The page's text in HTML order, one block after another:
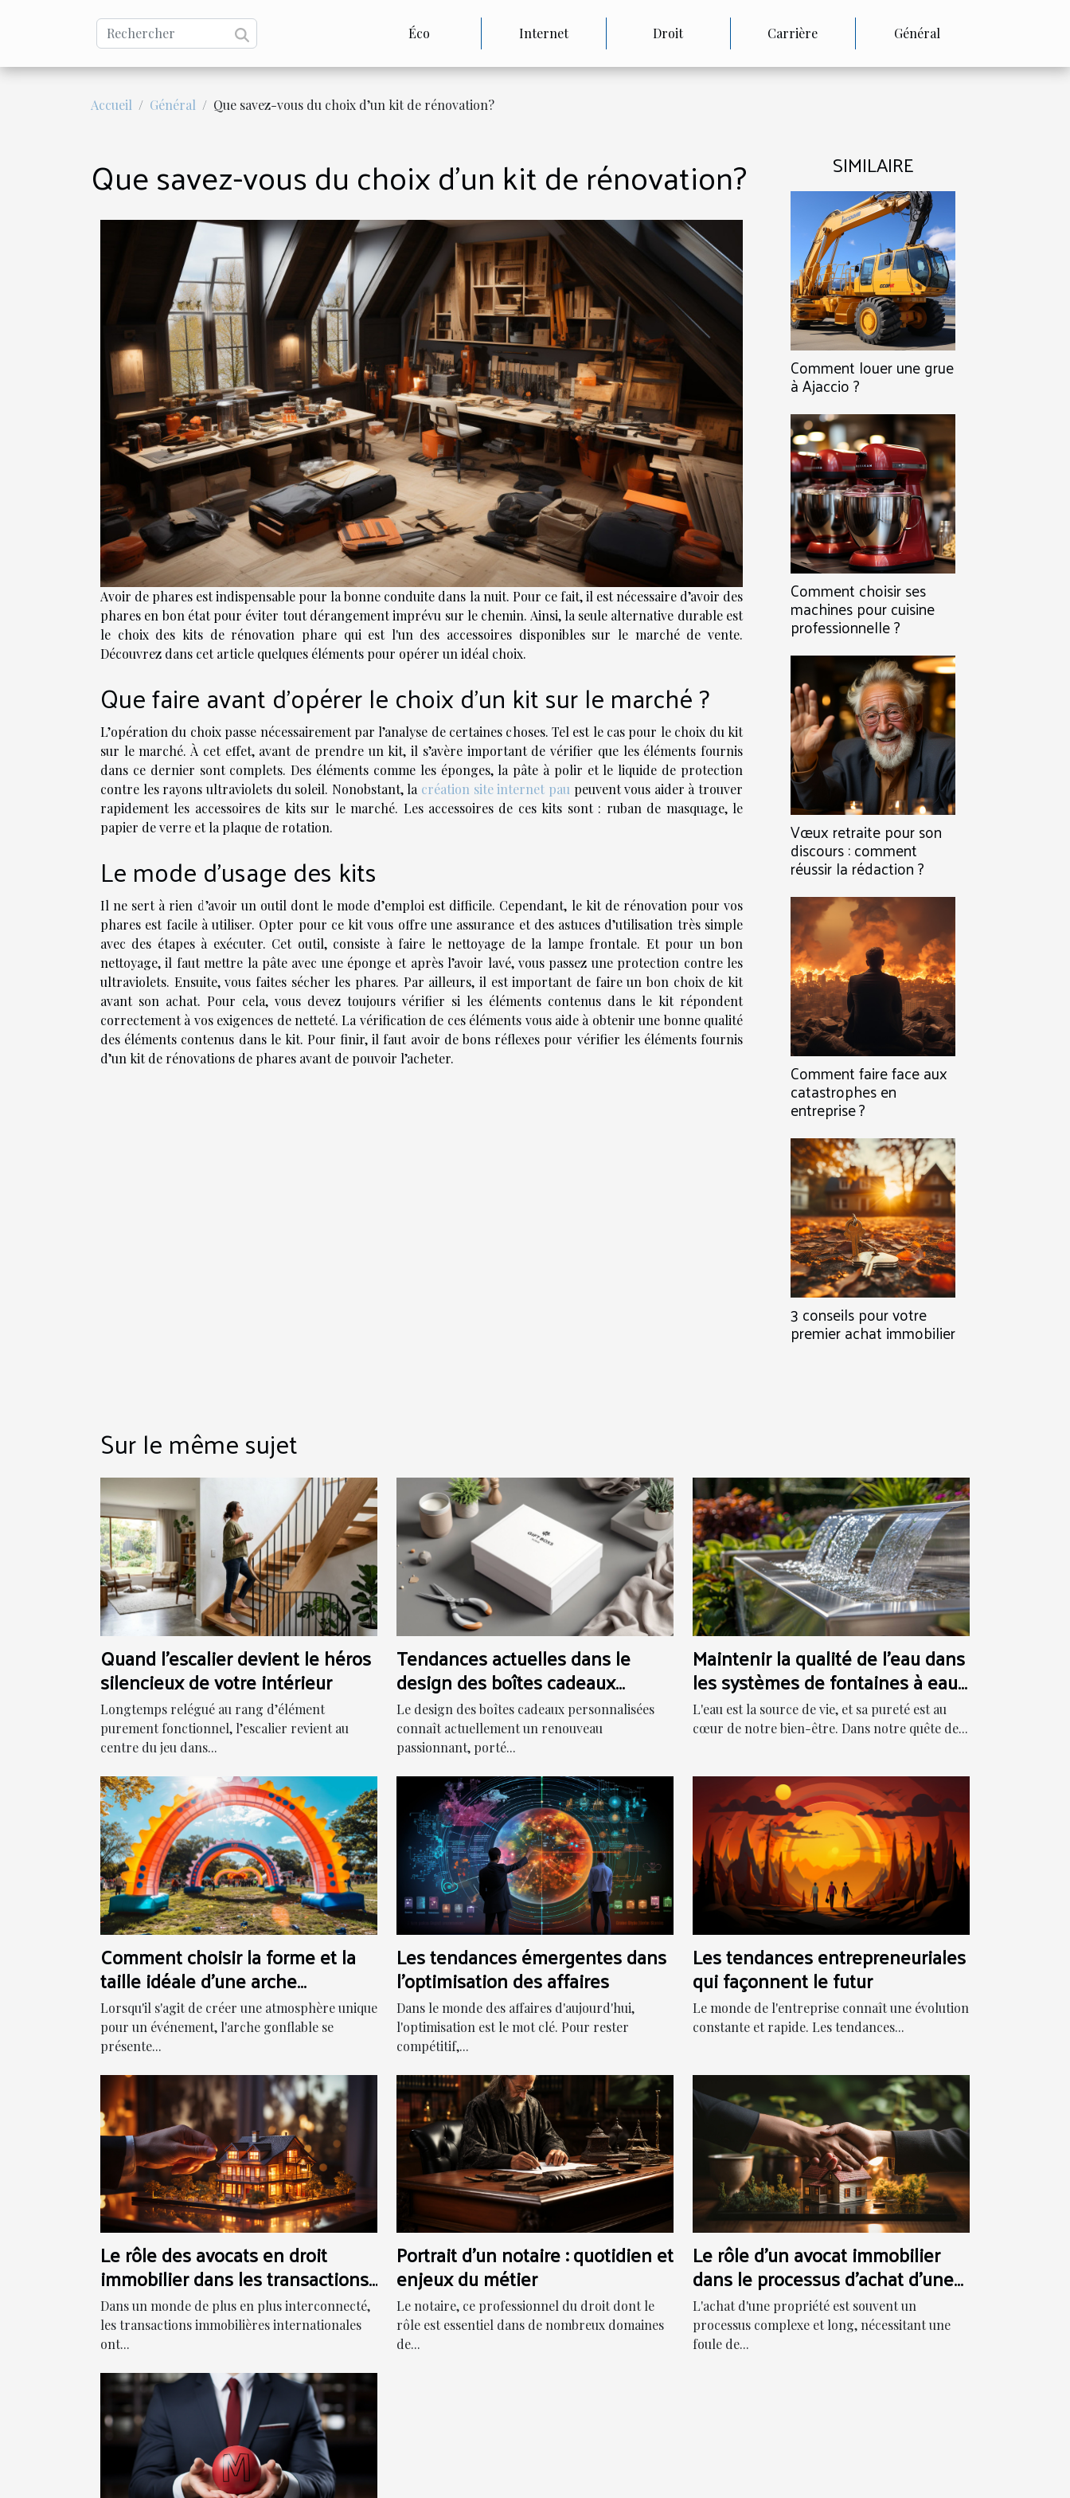
Éco Internet Droit Carrière Général
Accueil Général Que savez-vous du choix d’un kit de rénovation?
Que savez-vous du choix d’un kit de rénovation?
Avoir de phares est indispensable pour la bonne conduite dans la nuit. Pour ce fait, il est nécessaire d’avoir des
phares en bon état pour éviter tout dérangement imprévu sur le chemin. Ainsi, la seule alternative durable est
le choix des kits de rénovation phare qui est l'un des accessoires disponibles sur le marché de vente.
Découvrez dans cet article quelques éléments pour opérer un idéal choix.
Que faire avant d’opérer le choix d’un kit sur le marché ?
L’opération du choix passe nécessairement par l’analyse de certaines choses. Tel est le cas pour le choix du kit
sur le marché. À cet effet, avant de prendre un kit, il s’avère important de vérifier que les éléments fournis
dans ce dernier sont complets. Des éléments comme les éponges, la pâte à polir et le liquide de protection
contre les rayons ultraviolets du soleil. Nonobstant, la création site internet pau peuvent vous aider à trouver
rapidement les accessoires de kits sur le marché. Les accessoires de ces kits sont : ruban de masquage, le
papier de verre et la plaque de rotation.
Le mode d’usage des kits
Il ne sert à rien d’avoir un outil dont le mode d’emploi est difficile. Cependant, le kit de rénovation pour vos
phares est facile à utiliser. Opter pour ce kit vous offre une assurance et des astuces d’utilisation très simple
avec des étapes à exécuter. Cet outil, consiste à faire le nettoyage de la lampe frontale. Et pour un bon
nettoyage, il faut mettre la pâte avec une éponge et après l’avoir lavé, vous passez une protection contre les
ultraviolets. Ensuite, vous faites sécher les phares. Par ailleurs, il est important de faire un bon choix de kit
avant son achat. Pour cela, vous devez toujours vérifier si les éléments contenus dans le kit répondent
correctement à vos exigences de netteté. La vérification de ces éléments vous aide à obtenir une bonne qualité
des éléments contenus dans le kit. Pour finir, il faut avoir de bons réflexes pour vérifier les éléments fournis
d’un kit de rénovations de phares avant de pouvoir l’acheter.
SIMILAIRE
Comment louer une grue
à Ajaccio ?
Comment choisir ses
machines pour cuisine
professionnelle ?
Vœux retraite pour son
discours : comment
réussir la rédaction ?
Comment faire face aux
catastrophes en
entreprise ?
3 conseils pour votre
premier achat immobilier
Sur le même sujet
Quand l'escalier devient le héros
silencieux de votre intérieur
Longtemps relégué au rang d’élément
purement fonctionnel, l’escalier revient au
centre du jeu dans...
Tendances actuelles dans le
design des boîtes cadeaux
personnalisées
Le design des boîtes cadeaux personnalisées
connaît actuellement un renouveau
passionnant, porté...
Maintenir la qualité de l'eau dans
les systèmes de fontaines à eau
modernes
L'eau est la source de vie, et sa pureté est au
cœur de notre bien-être. Dans notre quête de...
Comment choisir la forme et la
taille idéale d'une arche
gonflable pour votre événement
Lorsqu'il s'agit de créer une atmosphère unique
pour un événement, l'arche gonflable se
présente...
Les tendances émergentes dans
l'optimisation des affaires
Dans le monde des affaires d'aujourd'hui,
l'optimisation est le mot clé. Pour rester
compétitif,...
Les tendances entrepreneuriales
qui façonnent le futur
Le monde de l'entreprise connaît une évolution
constante et rapide. Les tendances...
Le rôle des avocats en droit
immobilier dans les transactions
internationales
Dans un monde de plus en plus interconnecté,
les transactions immobilières internationales
ont...
Portrait d'un notaire : quotidien et
enjeux du métier
Le notaire, ce professionnel du droit dont le
rôle est essentiel dans de nombreux domaines
de...
Le rôle d'un avocat immobilier
dans le processus d'achat d'une
propriété
L'achat d'une propriété est souvent un
processus complexe et long, nécessitant une
foule de...